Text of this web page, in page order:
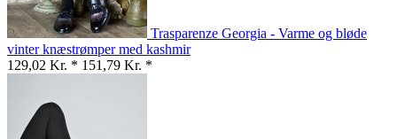
Trasparenze Georgia - Varme og bløde
vinter knæstrømper med kashmir
129,02 Kr. * 151,79 Kr. *